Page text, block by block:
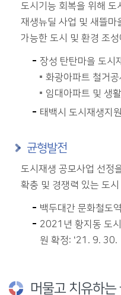
도시기능 회복을 위해 도
재생뉴딜 사업 및 새뜰마
가능한 도시 및 환경 조성
장성 탄탄마을 도시
화광아파트 철거
임대아파트 및 생
태백시 도시재생지
균형발전
도시재생 공모사업 선정
확충 및 경쟁력 있는 도
백두대간 문화철도
2021년 황지동 도
원 확정: ‘21. 9. 30.
머물고 치유하